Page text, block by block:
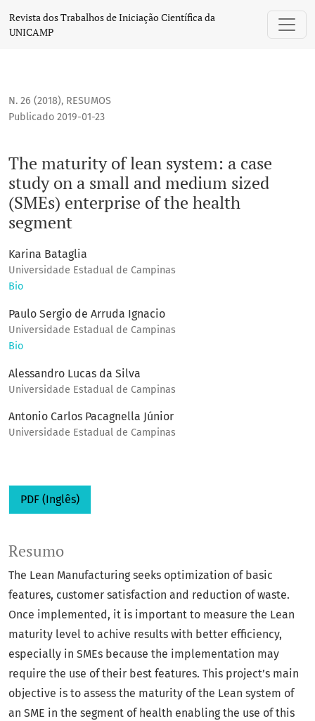
The maturity of lean system: a case study on a small and
Revista dos Trabalhos de Iniciação Científica da
UNICAMP
N. 26 (2018), RESUMOS
The maturity of lean system: a case
study on a small and medium sized
(SMEs) enterprise of the health
segment
Publicado 2019-01-23
Karina Bataglia
Universidade Estadual de Campinas
Bio
Paulo Sergio de Arruda Ignacio
Universidade Estadual de Campinas
Bio
Alessandro Lucas da Silva
Universidade Estadual de Campinas
Antonio Carlos Pacagnella Júnior
Universidade Estadual de Campinas
PDF (Inglês)
Resumo
The Lean Manufacturing seeks optimization of basic
features, customer satisfaction and reduction of waste.
Once implemented, it is important to measure the Lean
maturity level to achive results with better efficiency,
especially in SMEs because the implementation may
require the use of their best features. This project’s main
objective is to assess the maturity of the Lean system of
an SME in the segment of health enabling the use of this